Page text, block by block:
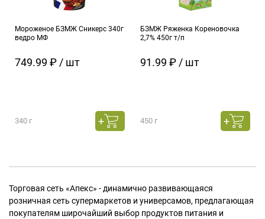
Мороженое БЗМЖ Сникерс 340г
ведро МФ
749.99 ₽ / шт
340 г
БЗМЖ Ряженка Кореновочка
2,7% 450г т/п
91.99 ₽ / шт
450 г
Торговая сеть «Апекс» - динамично развивающаяся
розничная сеть супермаркетов и универсамов, предлагающая
покупателям широчайший выбор продуктов питания и